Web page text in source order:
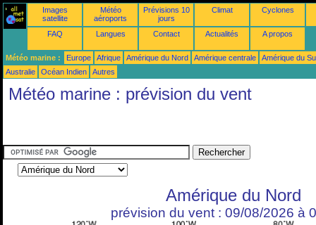
Images
satellite
Météo
aéroports
Prévisions 10
jours
Climat Cyclones
FAQ Langues Contact Actualités A propos
Météo marine : Europe Afrique Amérique du Nord Amérique centrale
Amérique du
Australie
Océan Indien Autres
Météo marine : prévision du vent
Amérique du Nord
prévision du vent : 09/08/2026 à